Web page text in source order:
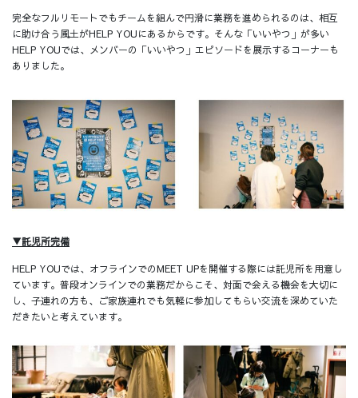
完全なフルリモートでもチームを組んで円滑に業務を進められるのは、相互
に助け合う風土がHELP YOUにあるからです。そんな「いいやつ」が多い
HELP YOUでは、メンバーの「いいやつ」エピソードを展示するコーナーも
ありました。
▼託児所完備
HELP YOUでは、オフラインでのMEET UPを開催する際には託児所を用意し
ています。普段オンラインでの業務だからこそ、対面で会える機会を大切に
し、子連れの方も、ご家族連れでも気軽に参加してもらい交流を深めていた
だきたいと考えています。